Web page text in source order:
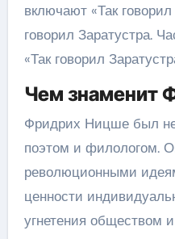
включают «Так говорил
говорил Заратустра.
«Так говорил
Чем знаменит
Фридрих Ницше был
поэтом и филологом.
революционными
ценности
угнетения обществом